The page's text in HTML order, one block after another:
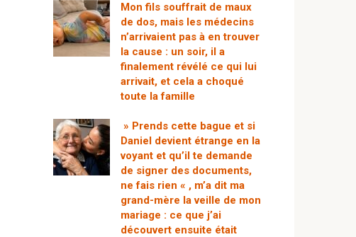
Mon fils souffrait de maux
de dos, mais les médecins
n’arrivaient pas à en trouver
la cause : un soir, il a
finalement révélé ce qui lui
arrivait, et cela a choqué
toute la famille
» Prends cette bague et si
Daniel devient étrange en la
voyant et qu’il te demande
de signer des documents,
ne fais rien « , m’a dit ma
grand-mère la veille de mon
mariage : ce que j’ai
découvert ensuite était